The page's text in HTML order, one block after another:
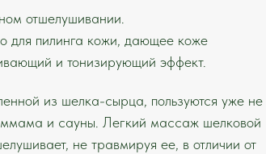
отшелушивании.
для пилинга кожи, дающее коже
и тонизирующий эффект.
из шелка-сырца, пользуются уже не
и сауны. Легкий массаж шелковой
не травмируя ее, в отличии от